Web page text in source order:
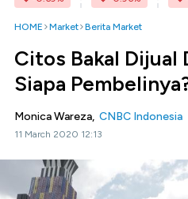
HOME Market Berita Market
Citos Bakal Dijual
Siapa
Monica Wareza, CNBC Indonesia
11 March 2020 12:13